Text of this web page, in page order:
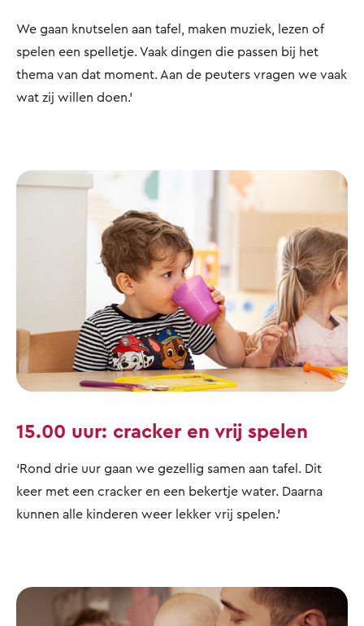
We gaan knutselen aan tafel, maken muziek, lezen of
spelen een spelletje. Vaak dingen die passen bij het
thema van dat moment. Aan de peuters vragen we vaak
wat zij willen doen.’
15.00 uur: cracker en vrij spelen
‘Rond drie uur gaan we gezellig samen aan tafel. Dit
keer met een cracker en een bekertje water. Daarna
kunnen alle kinderen weer lekker vrij spelen.’